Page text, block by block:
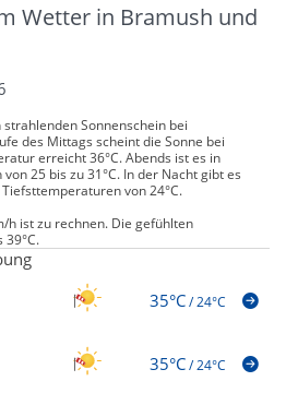
Wetter in Bramush und
Sonnenschein bei
des Mittags scheint die Sonne bei
erreicht 36°C. Abends ist es in
25 bis zu 31°C. In der Nacht gibt es
von 24°C.
h ist zu rechnen. Die gefühlten
35°C/24°C
35°C/24°C